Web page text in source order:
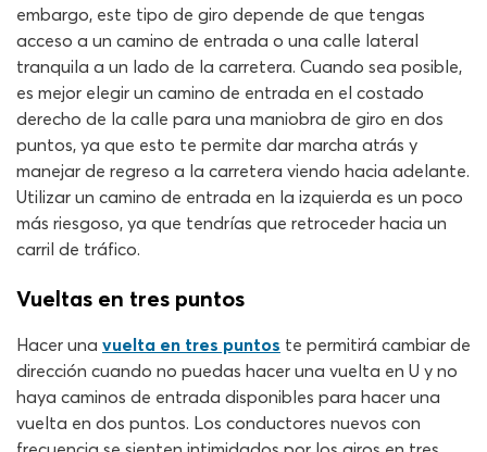
embargo, este tipo de giro depende de que tengas
acceso a un camino de entrada o una calle lateral
tranquila a un lado de la carretera. Cuando sea posible,
es mejor elegir un camino de entrada en el costado
derecho de la calle para una maniobra de giro en dos
puntos, ya que esto te permite dar marcha atrás y
manejar de regreso a la carretera viendo hacia adelante.
Utilizar un camino de entrada en la izquierda es un poco
más riesgoso, ya que tendrías que retroceder hacia un
carril de tráfico.
Vueltas en tres puntos
Hacer una vuelta en tres puntos te permitirá cambiar de
dirección cuando no puedas hacer una vuelta en U y no
haya caminos de entrada disponibles para hacer una
vuelta en dos puntos. Los conductores nuevos con